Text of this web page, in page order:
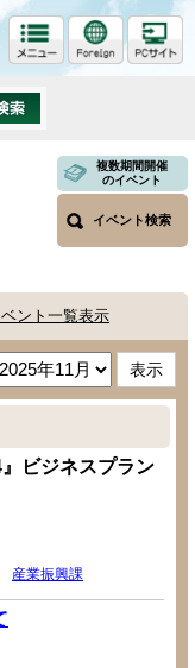
複数期間開催
のイベント
イベント検索
ント一覧表示
ビジネスプラン
産業振興課